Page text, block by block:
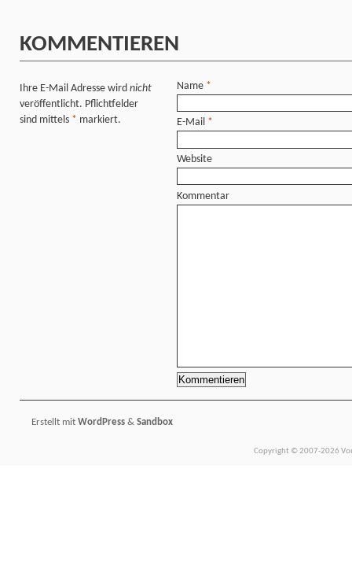
KOMMENTIEREN
Ihre E-Mail Adresse wird nicht
veröffentlicht. Pflichtfelder
sind mittels * markiert.
Name *
E-Mail *
Website
Kommentar
Erstellt mit WordPress & Sandbox
Copyright © 2007-2026